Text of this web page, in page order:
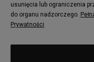
usunięcia lub ograniczenia
do organu nadzorczego.
Prywatności